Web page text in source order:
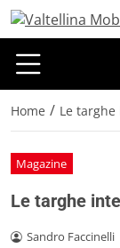
Home / Le
Magazine
Le targhe
Sandro Faccinelli